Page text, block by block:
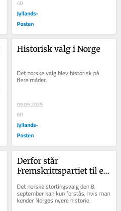
40
Jyllands-
Posten
Historisk valg i Norge
Det norske valg blev historisk på
flere måder.
09.09.2025
60
Jyllands-
Posten
Derfor står
Fremskrittspartiet til en
norske valg
Det norske stortingsvalg den 8.
september kan kun forstås, hvis man
kender Norges nyere historie.